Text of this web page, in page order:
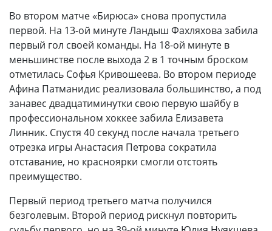
Во втором матче «Бирюса» снова пропустила
первой. На 13-ой минуте Ландыш Фахляхова забила
первый гол своей команды. На 18-ой минуте в
меньшинстве после выхода 2 в 1 точным броском
отметилась Софья Кривошеева. Во втором периоде
Афина Патманидис реализовала большинство, а под
занавес двадцатиминутки свою первую шайбу в
профессиональном хоккее забила Елизавета
Линник. Спустя 40 секунд после начала третьего
отрезка игры Анастасия Петрова сократила
отставание, но красноярки смогли отстоять
преимущество.
Первый период третьего матча получился
безголевым. Второй период рискнул повторить